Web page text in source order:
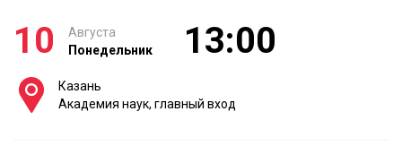
10
Августа
Понедельник
13:00
Казань
Академия наук, главный вход